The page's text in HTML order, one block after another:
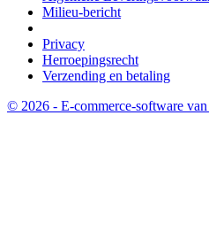
Milieu-bericht
Privacy
Herroepingsrecht
Verzending en betaling
© 2026 - E-commerce-software